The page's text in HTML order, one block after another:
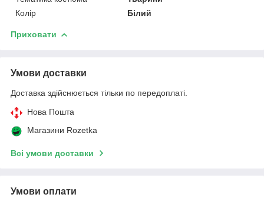
Колір
Білий
Приховати
Умови доставки
Доставка здійснюється тільки по передоплаті.
Нова Пошта
Магазини Rozetka
Всі умови доставки
Умови оплати